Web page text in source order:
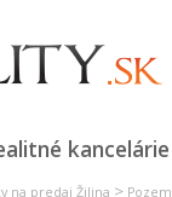
kancelárie
na predaj Žilina >